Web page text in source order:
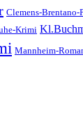
Clemens-Brentano-
Krimi
Mannheim-